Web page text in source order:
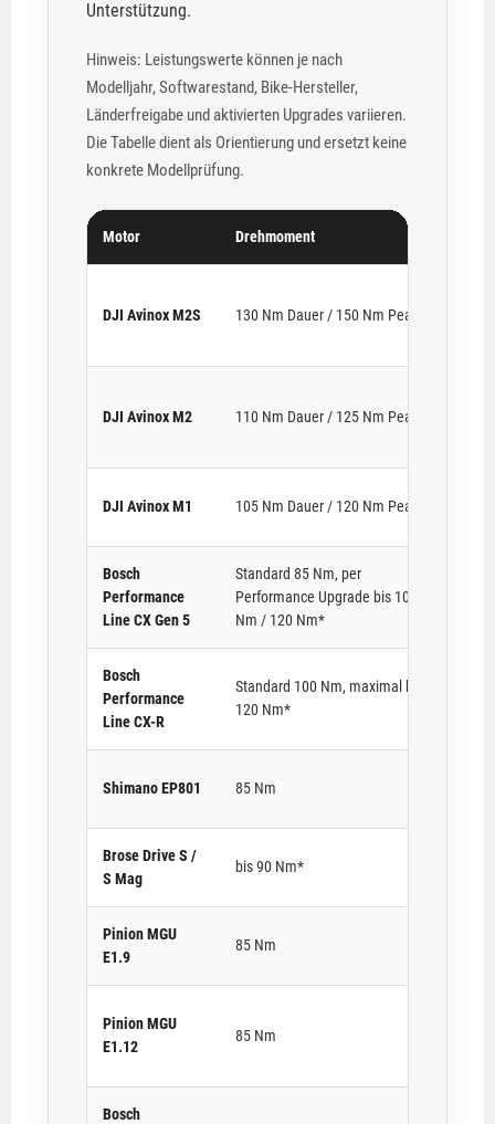
Unterstützung.
Hinweis: Leistungswerte können je nach
Modelljahr, Softwarestand, Bike-Hersteller,
Länderfreigabe und aktivierten Upgrades variieren.
Die Tabelle dient als Orientierung und ersetzt keine
konkrete Modellprüfung.
Motor Drehmoment
DJI Avinox M2S 130 Nm Dauer / 150 Nm Peak
DJI Avinox M2 110 Nm Dauer / 125 Nm Peak
DJI Avinox M1 105 Nm Dauer / 120 Nm Peak
Bosch
Performance
Line CX Gen 5
Standard 85 Nm, per
Performance Upgrade bis 100
Nm / 120 Nm*
Bosch
Performance
Line CX-R
Standard 100 Nm, maximal bis
120 Nm*
Shimano EP801 85 Nm
Brose Drive S /
S Mag
bis 90 Nm*
Pinion MGU
E1.9
85 Nm
Pinion MGU
E1.12
85 Nm
Bosch